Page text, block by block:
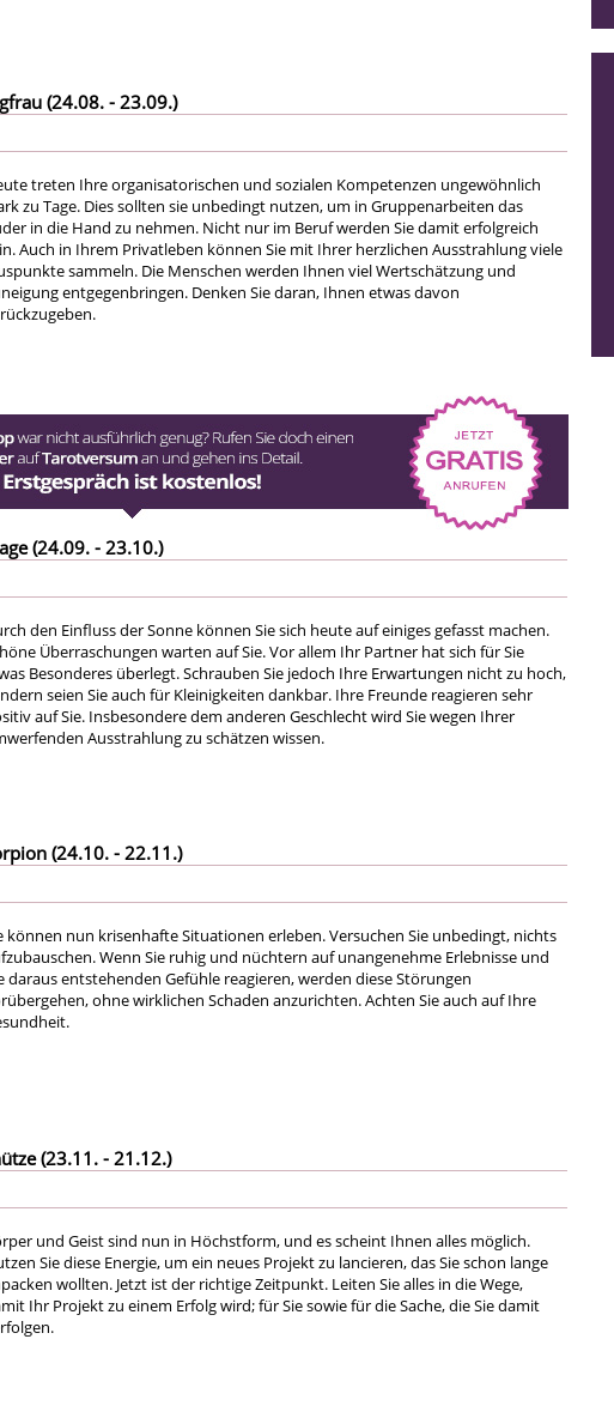
(24.08. - 23.09.)
treten Ihre organisatorischen und sozialen Kompetenzen ungewöhnlich
zu Tage. Dies sollten sie unbedingt nutzen, um in Gruppenarbeiten das
in die Hand zu nehmen. Nicht nur im Beruf werden Sie damit erfolgreich
Auch in Ihrem Privatleben können Sie mit Ihrer herzlichen Ausstrahlung viele
sammeln. Die Menschen werden Ihnen viel Wertschätzung und
entgegenbringen. Denken Sie daran, Ihnen etwas davon
(24.09. - 23.10.)
den Einfluss der Sonne können Sie sich heute auf einiges gefasst machen.
Überraschungen warten auf Sie. Vor allem Ihr Partner hat sich für Sie
Besonderes überlegt. Schrauben Sie jedoch Ihre Erwartungen nicht zu hoch,
seien Sie auch für Kleinigkeiten dankbar. Ihre Freunde reagieren sehr
auf Sie. Insbesondere dem anderen Geschlecht wird Sie wegen Ihrer
Ausstrahlung zu schätzen wissen.
(24.10. - 22.11.)
können nun krisenhafte Situationen erleben. Versuchen Sie unbedingt, nichts
Wenn Sie ruhig und nüchtern auf unangenehme Erlebnisse und
daraus entstehenden Gefühle reagieren, werden diese Störungen
ohne wirklichen Schaden anzurichten. Achten Sie auch auf Ihre
(23.11. - 21.12.)
und Geist sind nun in Höchstform, und es scheint Ihnen alles möglich.
Sie diese Energie, um ein neues Projekt zu lancieren, das Sie schon lange
wollten. Jetzt ist der richtige Zeitpunkt. Leiten Sie alles in die Wege,
Ihr Projekt zu einem Erfolg wird; für Sie sowie für die Sache, die Sie damit